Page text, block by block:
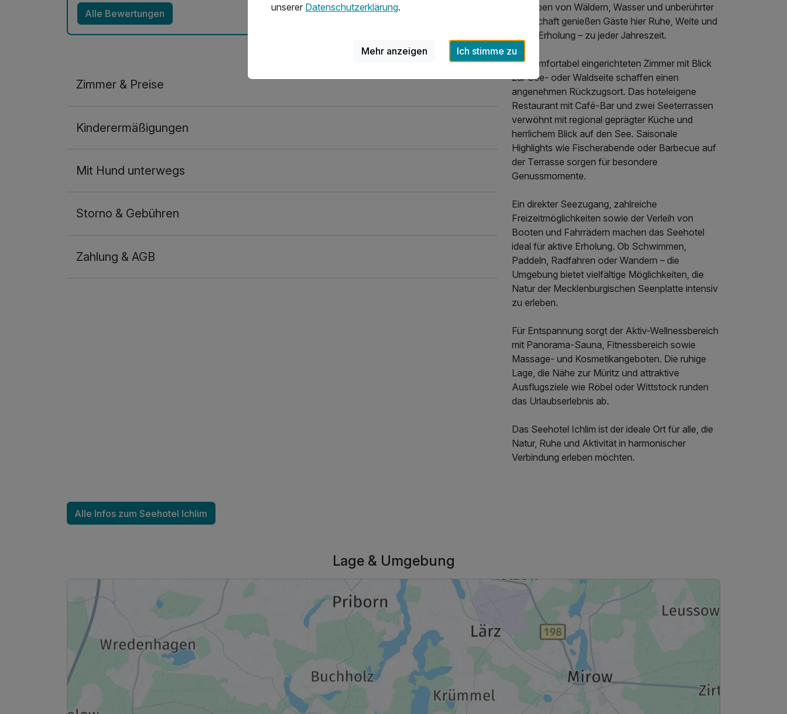
Alle Bewertungen
Zimmer & Preise
2 Erwachsene
Kinderermäßigungen
Mit Hund unterwegs
Storno & Gebühren
Zahlung & AGB
Umgeben von Wäldern, Wasser und unberührter
Landschaft genießen Gäste hier Ruhe, Weite und
echte Erholung – zu jeder Jahreszeit.
Die komfortabel eingerichteten Zimmer mit Blick
zur See- oder Waldseite schaffen einen
angenehmen Rückzugsort. Das hoteleigene
Restaurant mit Café-Bar und zwei Seeterrassen
verwöhnt mit regional geprägter Küche und
herrlichem Blick auf den See. Saisonale
Highlights wie Fischerabende oder Barbecue auf
der Terrasse sorgen für besondere
Genussmomente.
Ein direkter Seezugang, zahlreiche
Freizeitmöglichkeiten sowie der Verleih von
Booten und Fahrrädern machen das Seehotel
ideal für aktive Erholung. Ob Schwimmen,
Paddeln, Radfahren oder Wandern – die
Umgebung bietet vielfältige Möglichkeiten, die
Natur der Mecklenburgischen Seenplatte intensiv
zu erleben.
Für Entspannung sorgt der Aktiv-Wellnessbereich
mit Panorama-Sauna, Fitnessbereich sowie
Massage- und Kosmetikangeboten. Die ruhige
Lage, die Nähe zur Müritz und attraktive
Ausflugsziele wie Röbel oder Wittstock runden
das Urlaubserlebnis ab.
Das Seehotel Ichlim ist der ideale Ort für alle, die
Natur, Ruhe und Aktivität in harmonischer
Verbindung erleben möchten.
Alle Infos zum Seehotel Ichlim
Lage & Umgebung
unserer Datenschutzerklärung.
Mehr anzeigen Ich stimme zu